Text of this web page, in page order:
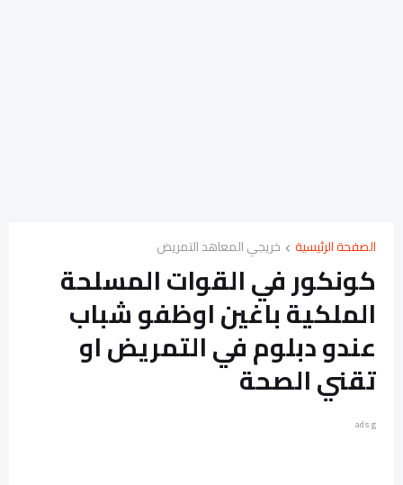
الصفحة الرئيسية خريجي المعاهد التمريض
كونكور في القوات المسلحة
الملكية باغين اوظفو شباب
عندو دبلوم في التمريض او
تقني الصحة
ads g